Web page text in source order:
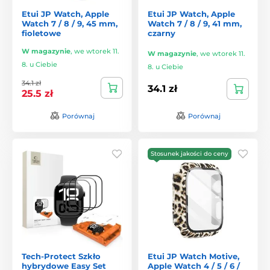
Etui JP Watch, Apple
Watch 7 / 8 / 9, 45 mm,
fioletowe
W magazynie, we wtorek 11.
8. u Ciebie
34.1 zł
25.5 zł
Porównaj
Etui JP Watch, Apple
Watch 7 / 8 / 9, 41 mm,
czarny
W magazynie, we wtorek 11.
8. u Ciebie
34.1 zł
Porównaj
Tech-Protect Szkło
hybrydowe Easy Set
Stosunek jakości do ceny
Etui JP Watch Motive,
Apple Watch 4 / 5 / 6 /